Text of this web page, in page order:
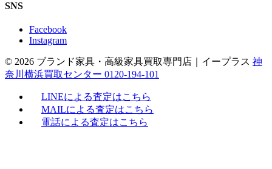
SNS
Facebook
Instagram
© 2026 ブランド家具・高級家具買取専門店｜イープラス 神
奈川横浜買取センター 0120-194-101
LINEによる査定はこちら
MAILによる査定はこちら
電話による査定はこちら